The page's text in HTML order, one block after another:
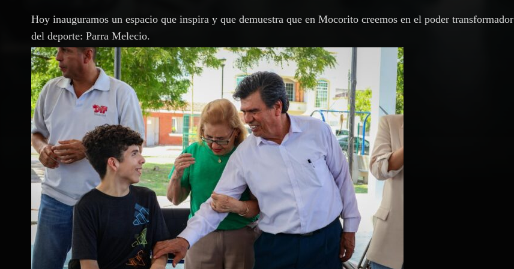
Hoy inauguramos un espacio que inspira y que demuestra que en Mocorito creemos en el poder transformador
del deporte: Parra Melecio.